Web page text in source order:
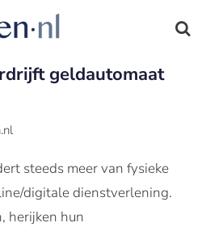
geldautomaat
steeds meer van fysieke
digitale dienstverlening.
herijken hun